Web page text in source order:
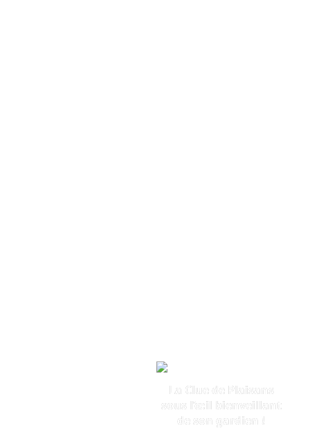
La Clue de Plaisans
sous l’œil bienveillant
de son gardien !